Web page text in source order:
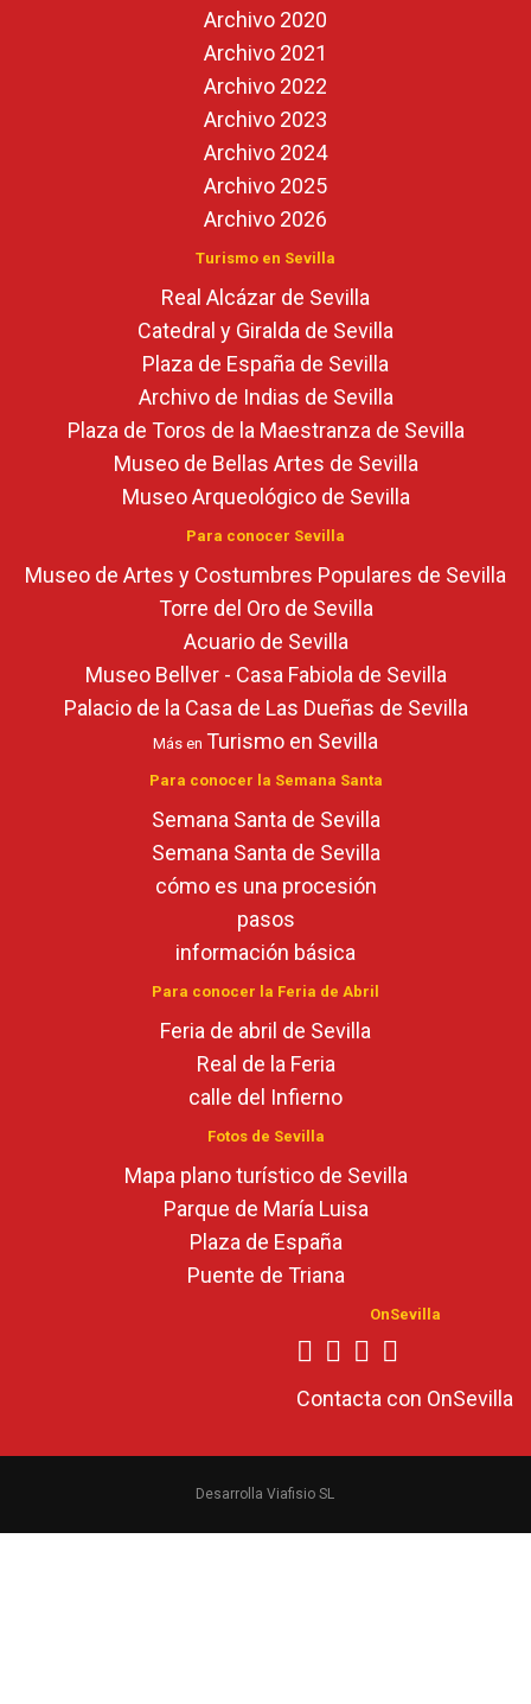
Archivo 2020
Archivo 2021
Archivo 2022
Archivo 2023
Archivo 2024
Archivo 2025
Archivo 2026
Turismo en Sevilla
Real Alcázar de Sevilla
Catedral y Giralda de Sevilla
Plaza de España de Sevilla
Archivo de Indias de Sevilla
Plaza de Toros de la Maestranza de Sevilla
Museo de Bellas Artes de Sevilla
Museo Arqueológico de Sevilla
Para conocer Sevilla
Museo de Artes y Costumbres Populares de Sevilla
Torre del Oro de Sevilla
Acuario de Sevilla
Museo Bellver - Casa Fabiola de Sevilla
Palacio de la Casa de Las Dueñas de Sevilla
Más en Turismo en Sevilla
Para conocer la Semana Santa
Semana Santa de Sevilla
Semana Santa de Sevilla
cómo es una procesión
pasos
información básica
Para conocer la Feria de Abril
Feria de abril de Sevilla
Real de la Feria
calle del Infierno
Fotos de Sevilla
Mapa plano turístico de Sevilla
Parque de María Luisa
Plaza de España
Puente de Triana
OnSevilla
Contacta con OnSevilla
Desarrolla Viafisio SL